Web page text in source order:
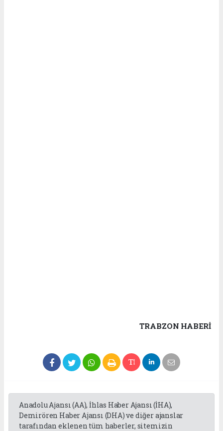
TRABZON HABERİ
Anadolu Ajansı (AA), İhlas Haber Ajansı (İHA),
Demirören Haber Ajansı (DHA) ve diğer ajanslar
tarafından eklenen tüm haberler, sitemizin